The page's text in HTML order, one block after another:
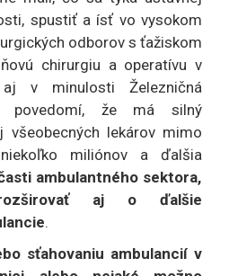
spustiť a ísť vo vysokom
odborov s ťažiskom
chirurgiu a operatívu v
aj v minulosti Železničná
povedomí, že má silný
všeobecných lekárov mimo
miliónov a ďalšia
ambulantného sektora,
aj o ďalšie
.
sťahovaniu ambulancií v